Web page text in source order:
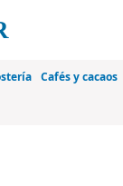
Cafés y cacaos